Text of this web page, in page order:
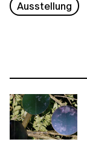
Ausstellung